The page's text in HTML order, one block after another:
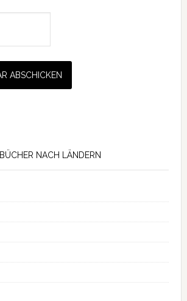
BÜCHER NACH LÄNDERN